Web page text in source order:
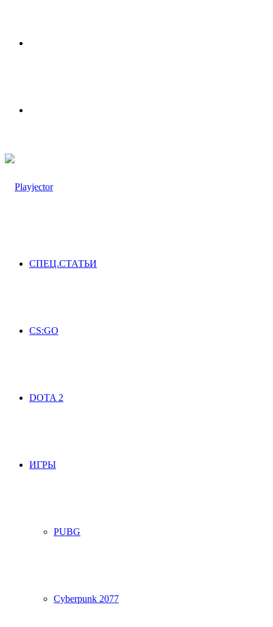
СПЕЦ.СТАТЬИ
CS:GO
DOTA 2
ИГРЫ
PUBG
Cyberpunk 2077